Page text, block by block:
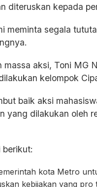
diteruskan kepada
meminta segala
aksi, Toni MG
kelompok
baik aksi
yang dilakukan oleh
kota Metro
kebijakan yang pro